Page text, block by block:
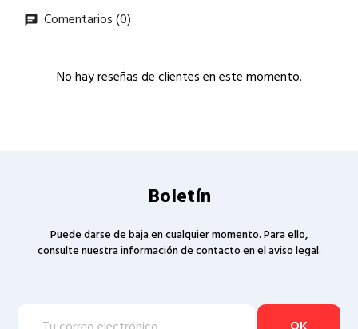
Comentarios (0)
No hay reseñas de clientes en este momento.
Boletín
Puede darse de baja en cualquier momento. Para ello,
consulte nuestra información de contacto en el aviso legal.